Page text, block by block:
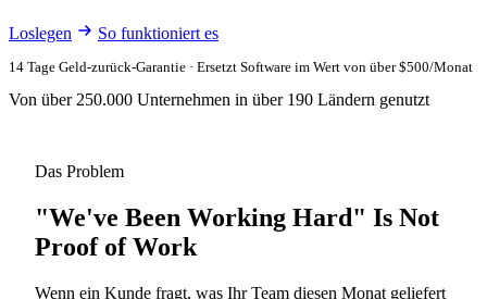
Loslegen So funktioniert es
14 Tage Geld-zurück-Garantie · Ersetzt Software im Wert von über $500/Monat
Von über 250.000 Unternehmen in über 190 Ländern genutzt
Das Problem
"We've Been Working Hard" Is Not
Proof of Work
Wenn ein Kunde fragt, was Ihr Team diesen Monat geliefert